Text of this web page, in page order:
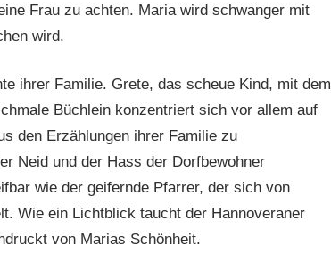
Frau zu achten. Maria wird schwanger mit
wird.
ihrer Familie. Grete, das scheue Kind, mit dem
Büchlein konzentriert sich vor allem auf
den Erzählungen ihrer Familie zu
Neid und der Hass der Dorfbewohner
wie der geifernde Pfarrer, der sich von
Wie ein Lichtblick taucht der Hannoveraner
von Marias Schönheit.